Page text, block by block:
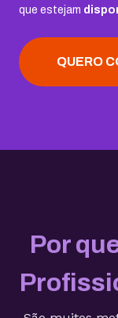
que estejam
QUERO
Por